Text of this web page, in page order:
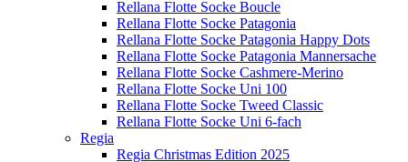
Rellana Flotte Socke Boucle
Rellana Flotte Socke Patagonia
Rellana Flotte Socke Patagonia Happy Dots
Rellana Flotte Socke Patagonia Mannersache
Rellana Flotte Socke Cashmere-Merino
Rellana Flotte Socke Uni 100
Rellana Flotte Socke Tweed Classic
Rellana Flotte Socke Uni 6-fach
Regia
Regia Christmas Edition 2025